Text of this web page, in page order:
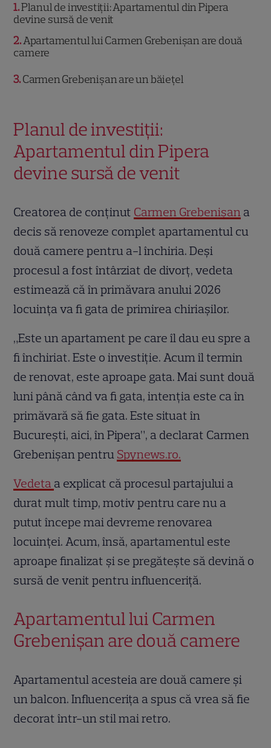
1 Planul de investiții: Apartamentul din Pipera
devine sursă de venit
2 Apartamentul lui Carmen Grebenișan are două
camere
3 Carmen Grebenișan are un băiețel
Planul de investiții:
Apartamentul din Pipera
devine sursă de venit
Creatorea de conținut Carmen Grebenișan a
decis să renoveze complet apartamentul cu
două camere pentru a-l închiria. Deși
procesul a fost întârziat de divorț, vedeta
estimează că în primăvara anului 2026
locuința va fi gata de primirea chiriașilor.
„Este un apartament pe care îl dau eu spre a
fi închiriat. Este o investiție. Acum îl termin
de renovat, este aproape gata. Mai sunt două
luni până când va fi gata, intenția este ca în
primăvară să fie gata. Este situat în
București, aici, în Pipera”, a declarat Carmen
Grebenișan pentru Spynews.ro.
Vedeta a explicat că procesul partajului a
durat mult timp, motiv pentru care nu a
putut începe mai devreme renovarea
locuinței. Acum, însă, apartamentul este
aproape finalizat și se pregătește să devină o
sursă de venit pentru influenceriță.
Apartamentul lui Carmen
Grebenișan are două camere
Apartamentul acesteia are două camere și
un balcon. Influencerița a spus că vrea să fie
decorat într-un stil mai retro.